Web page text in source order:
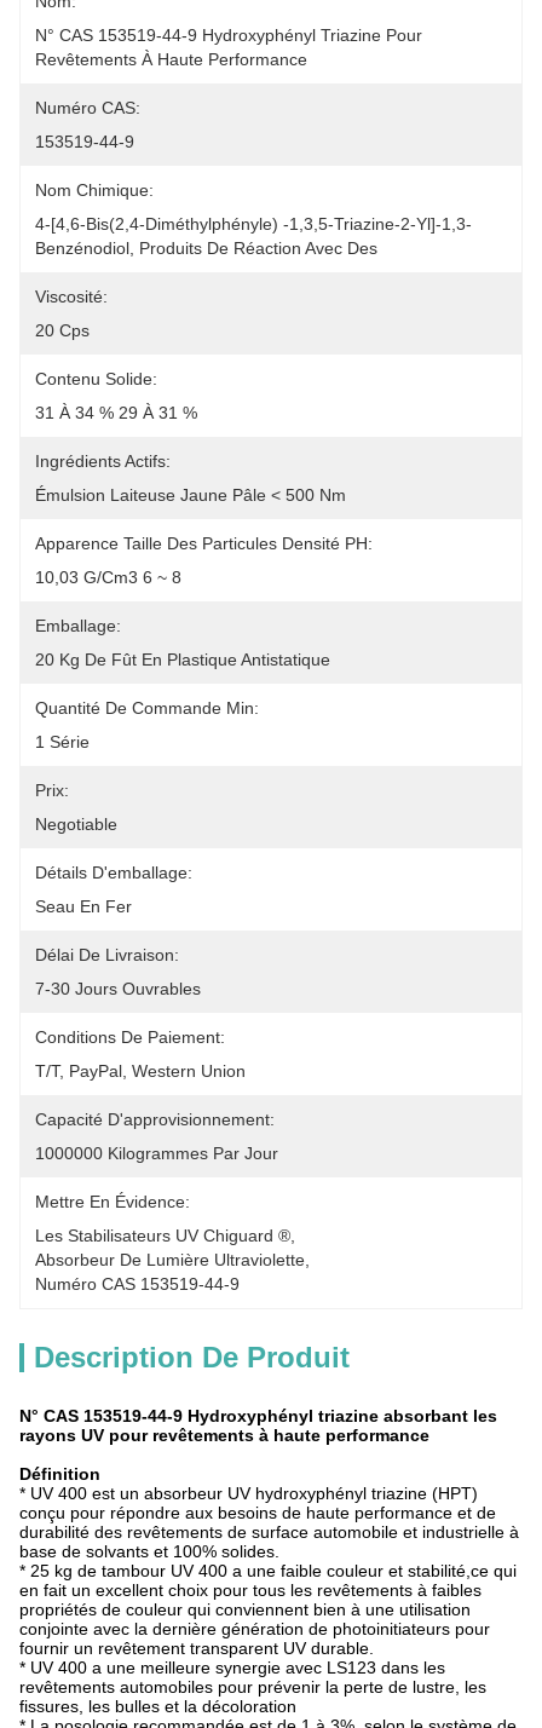
N° CAS 153519-44-9 Hydroxyphényl Triazine Pour
Revêtements À Haute Performance
Numéro CAS:
153519-44-9
Nom Chimique:
4-[4,6-Bis(2,4-Diméthylphényle) -1,3,5-Triazine-2-Yl]-1,3-
Benzénodiol, Produits De Réaction Avec Des
Viscosité:
20 Cps
Contenu Solide:
31 À 34 % 29 À 31 %
Ingrédients Actifs:
Émulsion Laiteuse Jaune Pâle < 500 Nm
Apparence Taille Des Particules Densité PH:
10,03 G/cm3 6 ~ 8
Emballage:
20 Kg De Fût En Plastique Antistatique
Quantité De Commande Min:
1 Série
Prix:
Negotiable
Détails D'emballage:
Seau En Fer
Délai De Livraison:
7-30 Jours Ouvrables
Conditions De Paiement:
T/T, PayPal, Western Union
Capacité D'approvisionnement:
1000000 Kilogrammes Par Jour
Mettre En Évidence:
Les Stabilisateurs UV Chiguard ®
Absorbeur De Lumière Ultraviolette
Numéro CAS 153519-44-9
Description De Produit
N° CAS 153519-44-9 Hydroxyphényl triazine absorbant les
rayons UV pour revêtements à haute performance
Définition
* UV 400 est un absorbeur UV hydroxyphényl triazine (HPT)
conçu pour répondre aux besoins de haute performance et de
durabilité des revêtements de surface automobile et industrielle à
base de solvants et 100% solides.
* 25 kg de tambour UV 400 a une faible couleur et stabilité,ce qui
en fait un excellent choix pour tous les revêtements à faibles
propriétés de couleur qui conviennent bien à une utilisation
conjointe avec la dernière génération de photoinitiateurs pour
fournir un revêtement transparent UV durable.
* UV 400 a une meilleure synergie avec LS123 dans les
revêtements automobiles pour prévenir la perte de lustre, les
fissures, les bulles et la décoloration